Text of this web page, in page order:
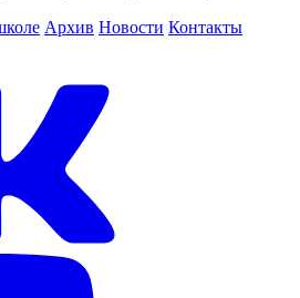
Архив Новости Контакты